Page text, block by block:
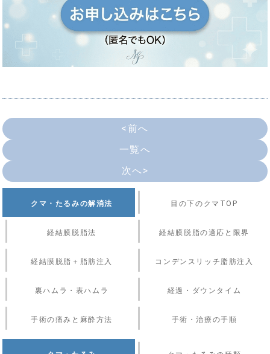
<前へ
一覧へ
次へ>
クマ・たるみの解消法 目の下のクマTOP
経結膜脱脂法 経結膜脱脂の適応と限界
経結膜脱脂＋脂肪注入 コンデンスリッチ脂肪注入
裏ハムラ・表ハムラ 経過・ダウンタイム
手術の痛みと麻酔方法 手術・治療の手順